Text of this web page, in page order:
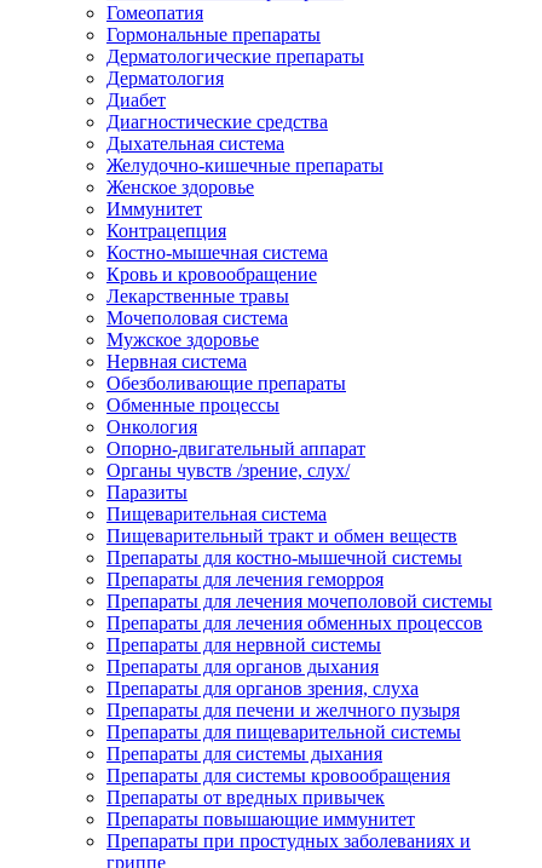
Гомеопатия
Гормональные препараты
Дерматологические препараты
Дерматология
Диабет
Диагностические средства
Дыхательная система
Желудочно-кишечные препараты
Женское здоровье
Иммунитет
Контрацепция
Костно-мышечная система
Кровь и кровообращение
Лекарственные травы
Мочеполовая система
Мужское здоровье
Нервная система
Обезболивающие препараты
Обменные процессы
Онкология
Опорно-двигательный аппарат
Органы чувств /зрение, слух/
Паразиты
Пищеварительная система
Пищеварительный тракт и обмен веществ
Препараты для костно-мышечной системы
Препараты для лечения геморроя
Препараты для лечения мочеполовой системы
Препараты для лечения обменных процессов
Препараты для нервной системы
Препараты для органов дыхания
Препараты для органов зрения, слуха
Препараты для печени и желчного пузыря
Препараты для пищеварительной системы
Препараты для системы дыхания
Препараты для системы кровообращения
Препараты от вредных привычек
Препараты повышающие иммунитет
Препараты при простудных заболеваниях и
гриппе